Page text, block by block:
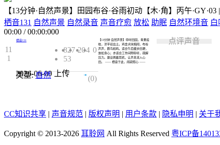
【13分钟·自然声景】田园布谷·谷雨初动【木·角】丙午·GY·03
栖音131 自然声景 自然录音 声音疗愈 放松 助眠 自然环境音
00:00 /00:00:000
11
1
栖音131
827 204 0
53
2026-06-09上传
类型:自然 0.0
(0)
【13分钟·自然声景】申时田园，青果挂
枝，洋芋初出土。鸡舍犬吠相闻，布谷
声声，群鸟和鸣。适合午后缓步田埂，
放松身心；亦适合工作间隙聆听，疏解
压力。建议佩戴耳机，让声息流入心
田。 —— 栖音于此，闻寂照心 ——
点评声音
CC知识共享 | 声音规范 | 版权声明 | 用户条款 | 隐私申明 | 关于
Copyright © 2013-2026 耳聆网 All Rights Reserved 粤ICP备